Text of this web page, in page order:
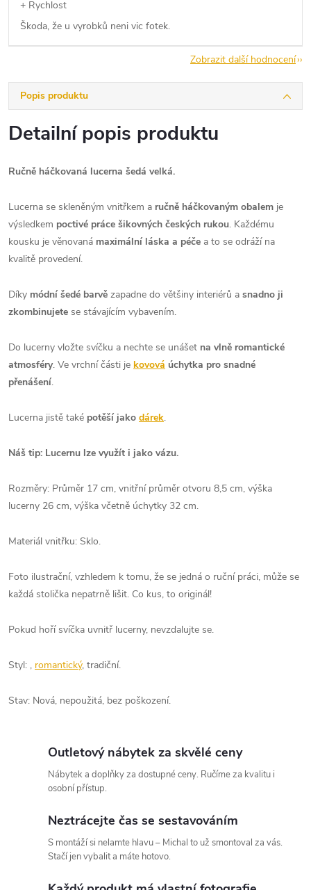
+ Rychlost
Škoda, že u vyrobků neni vic fotek.
Zobrazit další hodnocení
Popis produktu
Detailní popis produktu
Ručně háčkovaná lucerna šedá velká.
Lucerna se skleněným vnitřkem a ručně háčkovaným obalem je
výsledkem poctivé práce šikovných českých rukou. Každému
kousku je věnovaná maximální láska a péče a to se odráží na
kvalitě provedení.
Díky módní šedé barvě zapadne do většiny interiérů a snadno ji
zkombinujete se stávajícím vybavením.
Do lucerny vložte svíčku a nechte se unášet na vlně romantické
atmosféry. Ve vrchní části je kovová úchytka pro snadné
přenášení.
Lucerna jistě také potěší jako dárek.
Náš tip: Lucernu lze využít i jako vázu.
Rozměry: Průměr 17 cm, vnitřní průměr otvoru 8,5 cm, výška
lucerny 26 cm, výška včetně úchytky 32 cm.
Materiál vnitřku: Sklo.
Foto ilustrační, vzhledem k tomu, že se jedná o ruční práci, může se
každá stolička nepatrně lišit. Co kus, to originál!
Pokud hoří svíčka uvnitř lucerny, nevzdalujte se.
Styl: , romantický, tradiční.
Stav: Nová, nepoužitá, bez poškození.
Outletový nábytek za skvělé ceny
Nábytek a doplňky za dostupné ceny. Ručíme za kvalitu i
osobní přístup.
Neztrácejte čas se sestavováním
S montáží si nelamte hlavu – Michal to už smontoval za vás.
Stačí jen vybalit a máte hotovo.